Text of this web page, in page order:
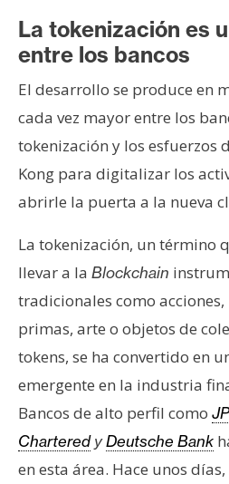
o
n
t
a
c
o
y
P
b
l
i
i
d
a
d
La tokenización es
entre los bancos
El desarrollo se produce en
cada vez mayor entre los
tokenización y los esfuerzos
Kong para digitalizar los
abrirle la puerta a la nueva
La tokenización, un término
llevar a la Blockchain
tradicionales como
primas, arte o objetos de
tokens, se ha convertido en
emergente en la industria
Bancos de alto perfil como
CharteredyDeutsche Bank
en esta área. Hace unos días,